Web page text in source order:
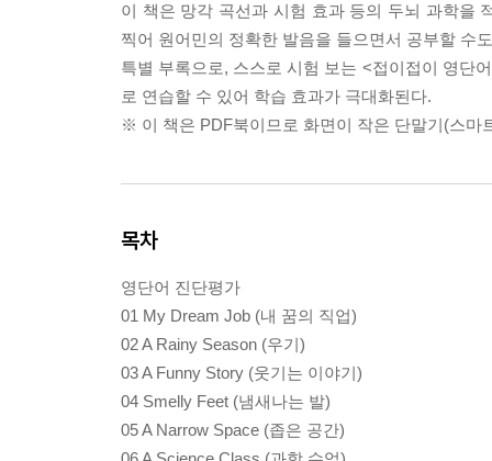
이 책은 망각 곡선과 시험 효과 등의 두뇌 과학을
찍어 원어민의 정확한 발음을 들으면서 공부할 수
특별 부록으로, 스스로 시험 보는 <접이접이 영단
로 연습할 수 있어 학습 효과가 극대화된다.
※ 이 책은 PDF북이므로 화면이 작은 단말기(스
목차
영단어 진단평가
01 My Dream Job (내 꿈의 직업)
02 A Rainy Season (우기)
03 A Funny Story (웃기는 이야기)
04 Smelly Feet (냄새나는 발)
05 A Narrow Space (좁은 공간)